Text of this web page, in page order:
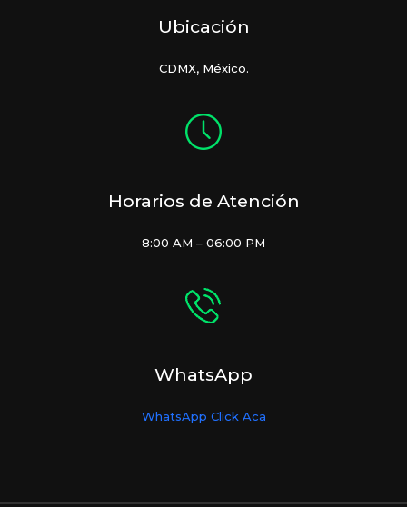
Ubicación
CDMX, México.
Horarios de Atención
8:00 AM – 06:00 PM
WhatsApp
WhatsApp Click Aca